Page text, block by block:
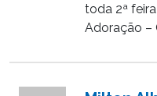
toda 2ª
Adoração –